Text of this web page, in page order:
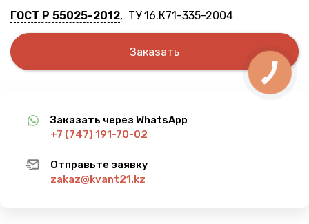
ГОСТ Р 55025-2012, ТУ 16.К71-335-2004
Заказать
Заказать через WhatsApp
+7 (747) 191-70-02
Отправьте заявку
zakaz@kvant21.kz